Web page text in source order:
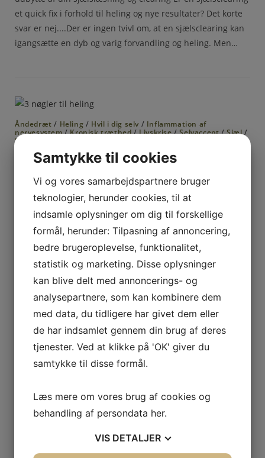
et quick fix i forhold til heling og nye resultater? Det korte
svar er nej....Der er ingen tvivl om, at en sjælsclearing kan
igangsætte en dyb og varig forvandling og heling. Men…
Åndedræt / Heling / Hvil i dig selv / Inflammation af
nervesystem/Kronisk træthed/Livskrise/Selvaccept/Sjæl/
Stress
3 nøgler til heling
3 Nøgler til heling Fra fanget i symptomer til heling og
frisættelse.Igennem et bevidsthedsskifte og styrkelse af
kroppens selvhelbredende kræfter En invitation til et
helende bevidsthedsskifte En kronisk lidelse eller kroniske
symptomer kan være en invitation til et
bevidsthedshedsskifte.En invitation til at lære os selv
bedre at kende i dybden. At…
Åndedræt/Heling/ Hvil i dig selv/
nervesystem/Livskrise/Selvaccept
Fra søvnløshed til søvn
Fra søvnløshed til søvn 2 effektive åndedrætsnøgler, der
Samtykke til cookies
Vi og vores samarbejdspartnere bruger
teknologier, herunder cookies, til at
indsamle oplysninger om dig til forskellige
formål, herunder: Tilpasning af annoncering,
bedre brugeroplevelse, funktionalitet,
statistik og marketing. Disse oplysninger
kan blive delt med annoncerings- og
analysepartnere, som kan kombinere dem
med data, du tidligere har givet dem eller
de har indsamlet gennem din brug af deres
tjenester. Ved at klikke på 'OK' giver du
samtykke til disse formål.
Læs mere om vores brug af cookies og
behandling af persondata her.
VIS DETALJER